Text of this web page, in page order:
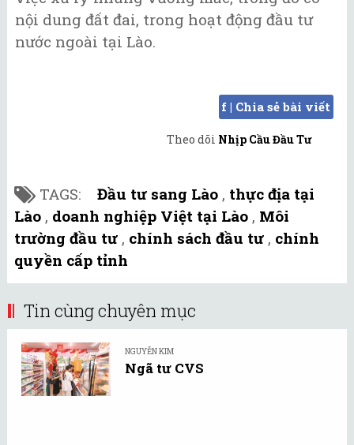
nội dung đất đai, trong hoạt động đầu tư
nước ngoài tại Lào.
f | Chia sẻ bài viết
Theo dõi Nhịp Cầu Đầu Tư
TAGS: Đầu tư sang Lào , thực địa tại
Lào , doanh nghiệp Việt tại Lào , Môi
trường đầu tư , chính sách đầu tư , chính
quyền cấp tỉnh
Tin cùng chuyên mục
NGUYỄN KIM
Ngã tư CVS